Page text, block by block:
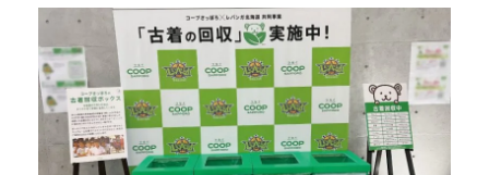
福岡支店
〒812-0016 福岡県福岡市博多区博多駅南1丁目2番15
号（事務機ビル5階）
TEL：（092）431-8031 FAX：（092）473-5908
Googleマップ